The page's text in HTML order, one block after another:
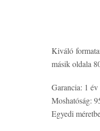
Kiváló
másik oldala
Garancia: 1 év
Moshatóság:
Egyedi